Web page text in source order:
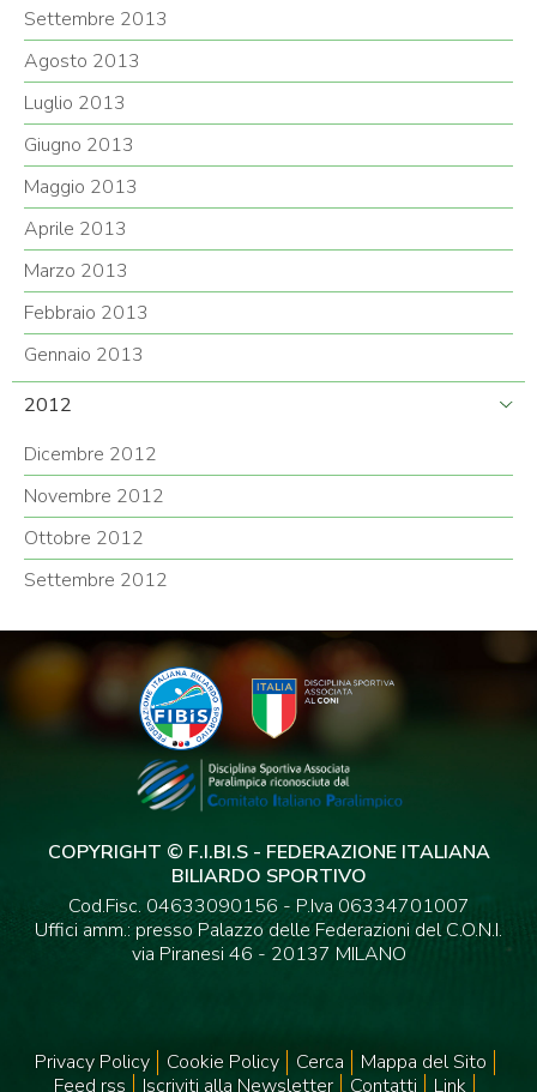
Settembre 2013
Agosto 2013
Luglio 2013
Giugno 2013
Maggio 2013
Aprile 2013
Marzo 2013
Febbraio 2013
Gennaio 2013
2012
Dicembre 2012
Novembre 2012
Ottobre 2012
Settembre 2012
COPYRIGHT © F.I.BI.S - FEDERAZIONE ITALIANA
BILIARDO SPORTIVO
Cod.Fisc. 04633090156 - P.Iva 06334701007
Uffici amm.: presso Palazzo delle Federazioni del C.O.N.I.
via Piranesi 46 - 20137 MILANO
Privacy Policy Cookie Policy Cerca
Mappa del Sito
Feed rss
Iscriviti alla Newsletter Contatti Link